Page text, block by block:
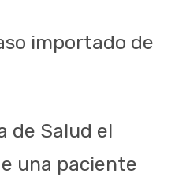
importado de
de Salud el
una paciente